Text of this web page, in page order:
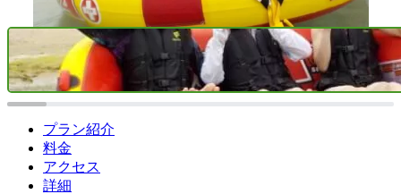
プラン紹介
料金
アクセス
詳細